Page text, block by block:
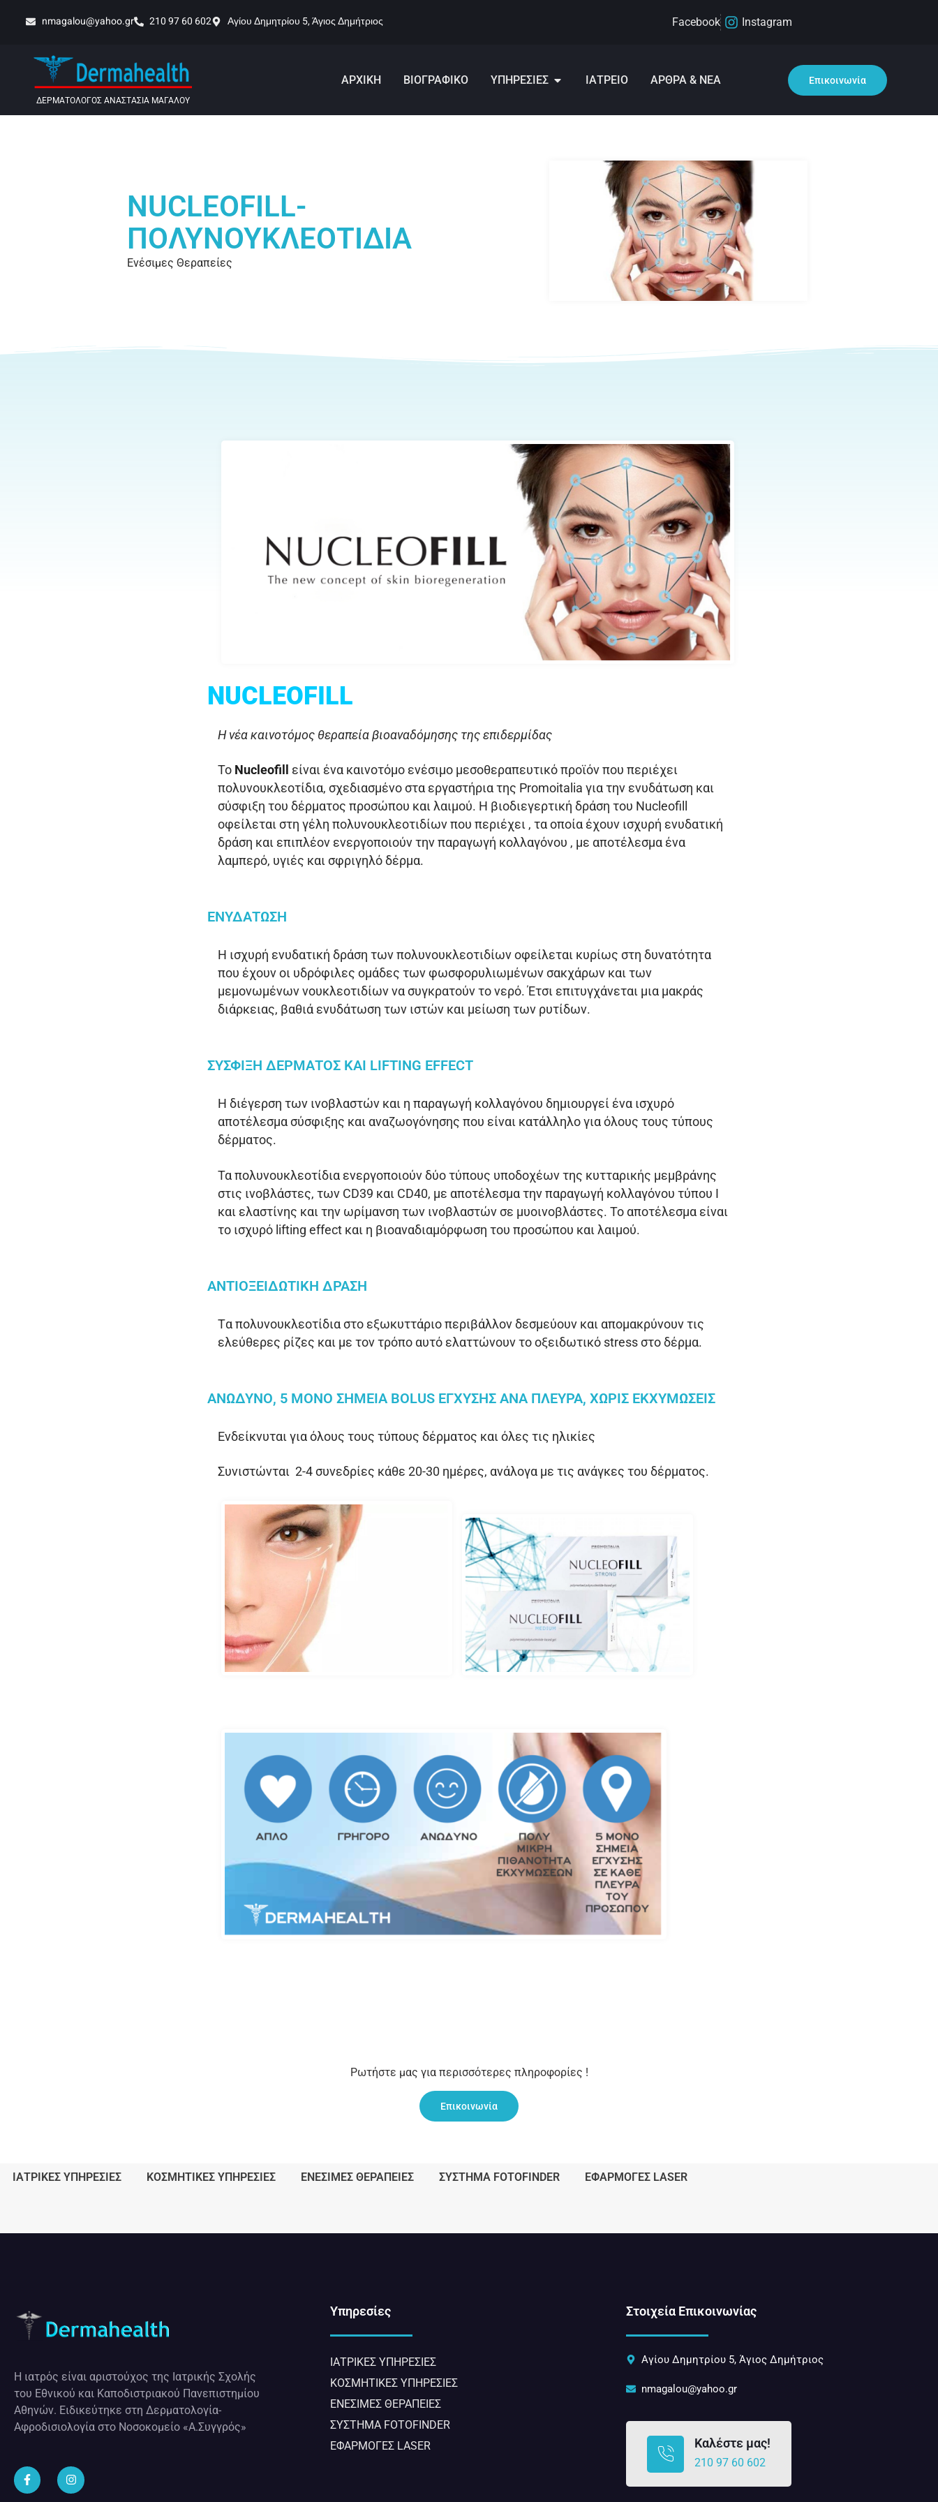
nmagalou@yahoo.gr 210 97 60 602 Αγίου Δημητρίου 5, Άγιος Δημήτριος Facebook Instagram
ΔΕΡΜΑΤΟΛΟΓΟΣ ΑΝΑΣΤΑΣΙΑ ΜΑΓΑΛΟΥ
ΑΡΧΙΚΗ ΒΙΟΓΡΑΦΙΚΟ ΥΠΗΡΕΣΙΕΣ ΙΑΤΡΕΙΟ ΑΡΘΡΑ & ΝΕΑ Επικοινωνία
NUCLEOFILL-
ΠΟΛΥΝΟΥΚΛΕΟΤΙΔΙΑ
Ενέσιμες Θεραπείες
NUCLEOFILL
H νέα καινοτόμος θεραπεία βιοαναδόμησης της επιδερμίδας
Το Nucleofill
είναι ένα καινοτόμο ενέσιμο μεσοθεραπευτικό προϊόν που περιέχει
πολυνουκλεοτίδια, σχεδιασμένο στα εργαστήρια της Promoitalia για την ενυδάτωση και
σύσφιξη του δέρματος προσώπου και λαιμού. Η βιοδιεγερτική δράση του Nucleofill
οφείλεται στη γέλη πολυνουκλεοτιδίων που περιέχει , τα οποία έχουν ισχυρή ενυδατική
δράση και επιπλέον ενεργοποιούν την παραγωγή κολλαγόνου , με αποτέλεσμα ένα
λαμπερό, υγιές και σφριγηλό δέρμα.
ΕΝΥΔΆΤΩΣΗ
H ισχυρή ενυδατική δράση των πολυνουκλεοτιδίων οφείλεται κυρίως στη δυνατότητα
που έχουν οι υδρόφιλες ομάδες των φωσφορυλιωμένων σακχάρων και των
μεμονωμένων νουκλεοτιδίων να συγκρατούν το νερό. Έτσι επιτυγχάνεται μια μακράς
διάρκειας, βαθιά ενυδάτωση των ιστών και μείωση των ρυτίδων.
ΣΎΣΦΙΞΗ ΔΈΡΜΑΤΟΣ ΚΑΙ LIFTING EFFECT
H διέγερση των ινοβλαστών και η παραγωγή κολλαγόνου δημιουργεί ένα ισχυρό
αποτέλεσμα σύσφιξης και αναζωογόνησης που είναι κατάλληλο για όλους τους τύπους
δέρματος.
Τα πολυνουκλεοτίδια ενεργοποιούν δύο τύπους υποδοχέων της κυτταρικής μεμβράνης
στις ινοβλάστες, των CD39 και CD40, με αποτέλεσμα την παραγωγή κολλαγόνου τύπου I
και ελαστίνης και την ωρίμανση των ινοβλαστών σε μυοινοβλάστες. Το αποτέλεσμα είναι
το ισχυρό lifting effect και η βιοαναδιαμόρφωση του προσώπου και λαιμού.
ΑΝΤΙΟΞΕΙΔΩΤΙΚΉ ΔΡΆΣΗ
Tα πολυνουκλεοτίδια στο εξωκυττάριο περιβάλλον δεσμεύουν και απομακρύνουν τις
ελεύθερες ρίζες και με τον τρόπο αυτό ελαττώνουν το οξειδωτικό stress στο δέρμα.
ΑΝΏΔΥΝΟ, 5 ΜΌΝΟ ΣΗΜΕΊΑ BOLUS ΈΓΧΥΣΗΣ ΑΝΆ ΠΛΕΥΡΆ, ΧΩΡΊΣ ΕΚΧΥΜΏΣΕΙΣ
Ενδείκνυται για όλους τους τύπους δέρματος και όλες τις ηλικίες
Συνιστώνται 2-4 συνεδρίες κάθε 20-30 ημέρες, ανάλογα με τις ανάγκες του δέρματος.
Ρωτήστε μας για περισσότερες πληροφορίες !
Επικοινωνία
ΙΑΤΡΙΚΈΣ ΥΠΗΡΕΣΊΕΣ​ ΚΟΣΜΗΤΙΚΈΣ ΥΠΗΡΕΣΊΕΣ ΕΝΈΣΙΜΕΣ ΘΕΡΑΠΕΊΕΣ ΣΥΣΤΗΜΑ FOTOFINDER ΕΦΑΡΜΟΓΕΣ LASER
Η ιατρός είναι αριστούχος της Ιατρικής Σχολής
του Εθνικού και Καποδιστριακού Πανεπιστημίου
Αθηνών. Ειδικεύτηκε στη Δερματολογία-
Αφροδισιολογία στο Νοσοκομείο «Α.Συγγρός»
Υπηρεσίες
ΙΑΤΡΙΚΈΣ ΥΠΗΡΕΣΊΕΣ​
ΚΟΣΜΗΤΙΚΈΣ ΥΠΗΡΕΣΊΕΣ
ΕΝΈΣΙΜΕΣ ΘΕΡΑΠΕΊΕΣ
ΣΥΣΤΗΜΑ FOTOFINDER
ΕΦΑΡΜΟΓΕΣ LASER
Στοιχεία Επικοινωνίας
Αγίου Δημητρίου 5, Άγιος Δημήτριος
nmagalou@yahoo.gr
Καλέστε μας!
210 97 60 602